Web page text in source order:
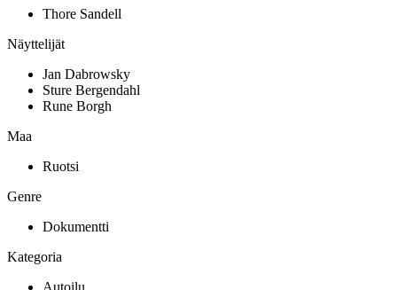
Thore Sandell
Näyttelijät
Jan Dabrowsky
Sture Bergendahl
Rune Borgh
Maa
Ruotsi
Genre
Dokumentti
Kategoria
Autoilu